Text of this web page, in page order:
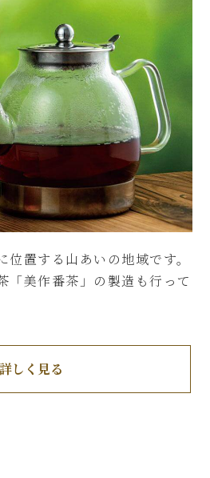
置する山あいの地域です。
「美作番茶」の製造も行って
詳しく見る